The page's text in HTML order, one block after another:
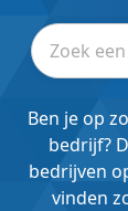
Ben je op
bedrijf?
bedrijven
vinden